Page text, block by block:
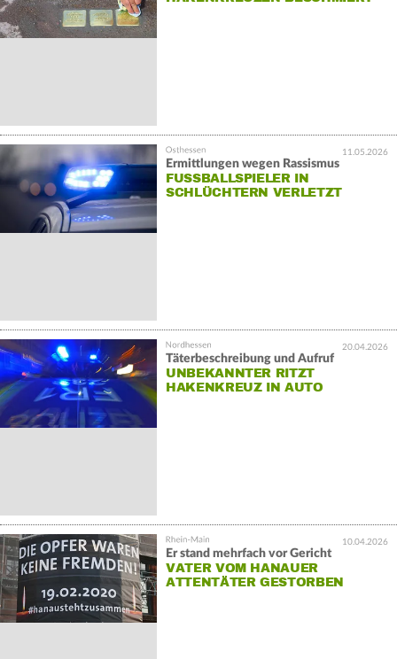
11.05.2026
Ermittlungen wegen Rassismus
FUSSBALLSPIELER IN S
CHLÜCHTERN VERLETZT
20.04.2026
Täterbeschreibung und Aufruf
UNBEKANNTER RITZT
HAKENKREUZ IN AUTO
10.04.2026
Er stand mehrfach vor Gericht
VATER VOM HANAUER
ATTENTÄTER GESTORBEN